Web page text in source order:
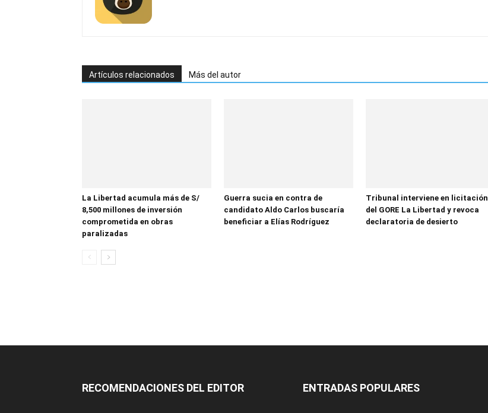
Artículos relacionados Más del autor
La Libertad acumula más de S/
8,500 millones de inversión
comprometida en obras
paralizadas
Guerra sucia en contra de
candidato Aldo Carlos buscaría
beneficiar a Elías Rodríguez
Tribunal interviene en licitación
del GORE La Libertad y revoca
declaratoria de desierto
RECOMENDACIONES DEL EDITOR ENTRADAS POPULARES